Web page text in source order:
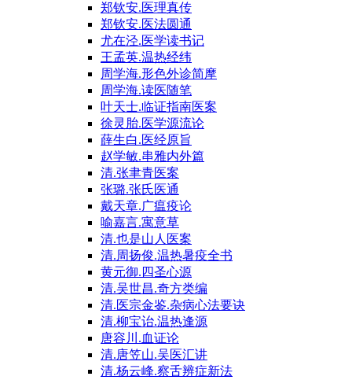
郑钦安.医理真传
郑钦安.医法圆通
尤在泾.医学读书记
王孟英.温热经纬
周学海.形色外诊简摩
周学海.读医随笔
叶天士.临证指南医案
徐灵胎.医学源流论
薛生白.医经原旨
赵学敏.串雅内外篇
清.张聿青医案
张璐.张氏医通
戴天章.广瘟疫论
喻嘉言.寓意草
清.也是山人医案
清.周扬俊.温热暑疫全书
黄元御.四圣心源
清.吴世昌.奇方类编
清.医宗金鉴.杂病心法要诀
清.柳宝诒.温热逢源
唐容川.血证论
清.唐笠山.吴医汇讲
清.杨云峰.察舌辨症新法